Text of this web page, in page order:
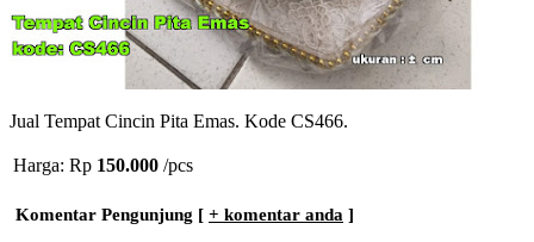
Jual Tempat Cincin Pita Emas. Kode CS466.
Harga: Rp 150.000 /pcs
Komentar Pengunjung [ + komentar anda ]